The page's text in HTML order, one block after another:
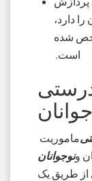
را دارد،
شده
است.
ماموریت
نوجوانانو
از طریق یک